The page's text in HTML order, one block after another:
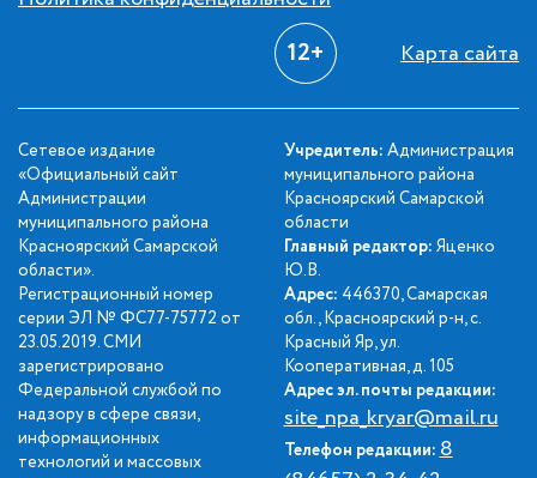
12+ Карта сайта
Сетевое издание
«Официальный сайт
Администрации
муниципального района
Красноярский Самарской
области».
Регистрационный номер
серии ЭЛ № ФС77-75772 от
23.05.2019. СМИ
зарегистрировано
Федеральной службой по
надзору в сфере связи,
информационных
технологий и массовых
Учредитель: Администрация
муниципального района
Красноярский Самарской
области
Главный редактор: Яценко
Ю.В.
Адрес: 446370, Самарская
обл., Красноярский р-н, с.
Красный Яр, ул.
Кооперативная, д. 105
Адрес эл. почты редакции:
site_npa_kryar@mail.ru
Телефон редакции:8